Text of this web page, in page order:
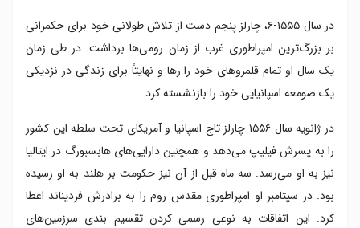
در سال ۱۵۵۵-۶، چارلز پنجم دست از تلاش طولانی خود برای حکمرانی
بر بزرگ‌ترین امپراطوری غرب از زمان رومی‌ها برداشت. در طی زمان
یک سال او تمام قلمروهای خود را رها و نهایتاً برای زندگی در نزدیکی
یک صومعه اسپانیایی خود را بازنشسته کرد.
در ژانویه سال ۱۵۵۶ چارلز تاج اسپانیا و آمریکای تحت سلطه این کشور
را به پسرش فیلیپ می‌دهد و همچنین دارایی‌های هابسبورگ در ایتالیا
نیز به او می‌رسد. سه ماه قبل از آن نیز حکومت بر هلند به او رسیده
بود. در سپتامبر او امپراطوری مقدس روم را به برادرش فردیناند اعطا
کرد. این اتفاقات به نوعی رسمی کردن تقسیم بندی سرزمین‌های